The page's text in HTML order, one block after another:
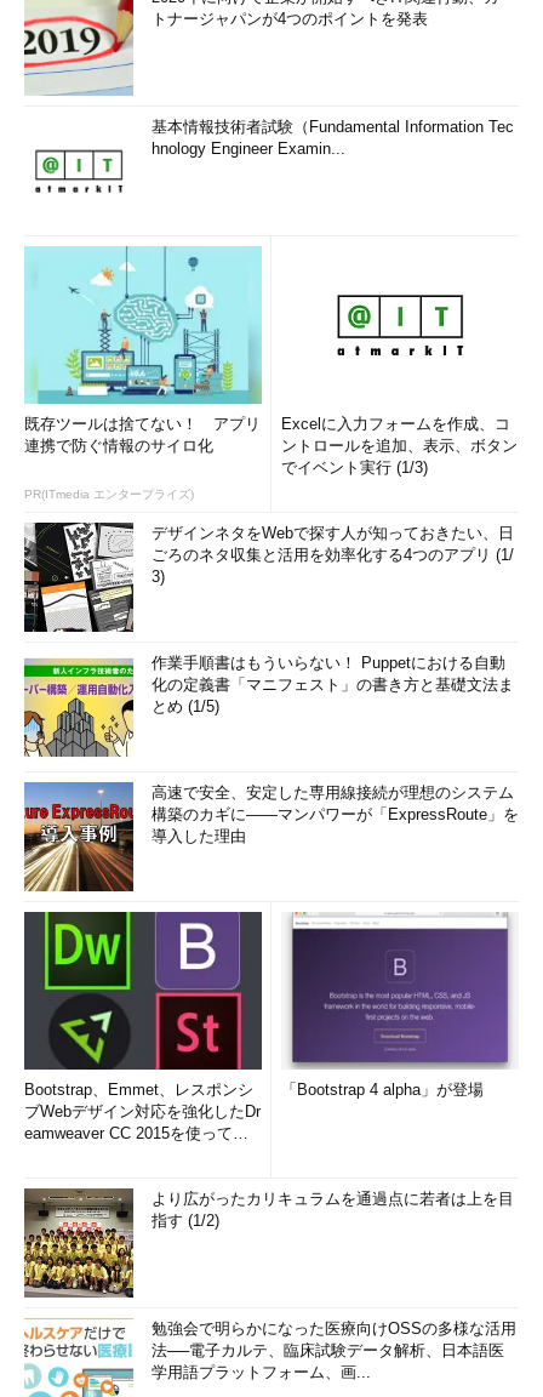
トナージャパンが4つのポイントを発表
基本情報技術者試験（Fundamental Information Tec
hnology Engineer Examin...
既存ツールは捨てない！ アプリ
連携で防ぐ情報のサイロ化
PR(ITmedia エンタープライズ)
Excelに入力フォームを作成、コ
ントロールを追加、表示、ボタン
でイベント実行 (1/3)
デザインネタをWebで探す人が知っておきたい、日
ごろのネタ収集と活用を効率化する4つのアプリ (1/
3)
作業手順書はもういらない！ Puppetにおける自動
化の定義書「マニフェスト」の書き方と基礎文法ま
とめ (1/5)
高速で安全、安定した専用線接続が理想のシステム
構築のカギに――マンパワーが「ExpressRoute」を
導入した理由
Bootstrap、Emmet、レスポンシ
ブWebデザイン対応を強化したDr
eamweaver CC 2015を使って
「Bootstrap 4 alpha」が登場
より広がったカリキュラムを通過点に若者は上を目
指す (1/2)
勉強会で明らかになった医療向けOSSの多様な活用
法──電子カルテ、臨床試験データ解析、日本語医
学用語プラットフォーム、画...